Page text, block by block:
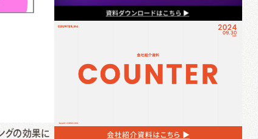
グの効果に